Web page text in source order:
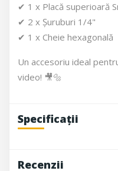
✔ 1 x Placă superioară
✔ 2 x Șuruburi 1/4"
✔ 1 x Cheie hexagonală
Un accesoriu ideal
video! 🎥🔩
Specificații
Recenzii